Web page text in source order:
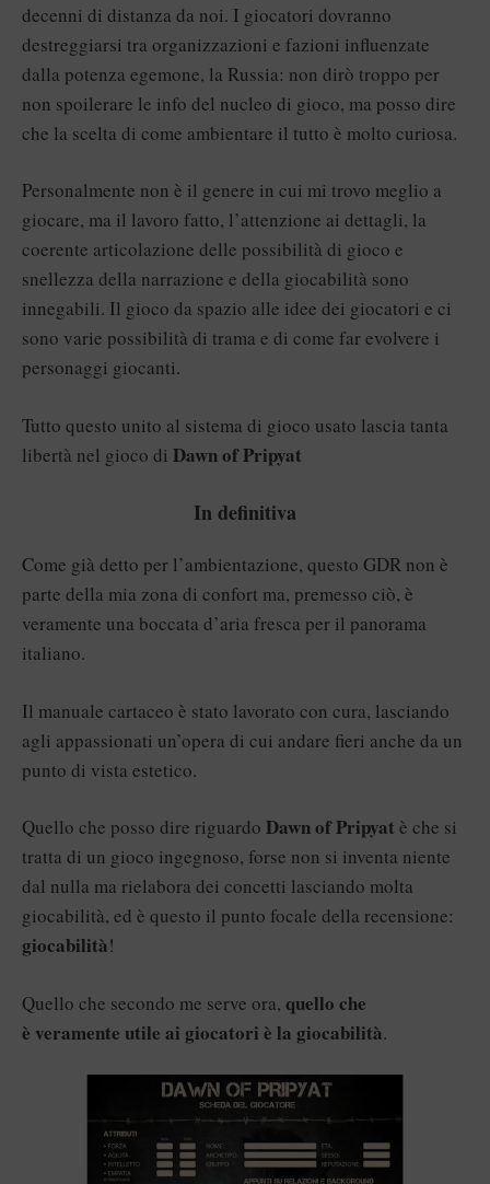
decenni di distanza da noi. I giocatori dovranno
destreggiarsi tra organizzazioni e fazioni influenzate
dalla potenza egemone, la Russia: non dirò troppo per
non spoilerare le info del nucleo di gioco, ma posso dire
che la scelta di come ambientare il tutto è molto curiosa.
Personalmente non è il genere in cui mi trovo meglio a
giocare, ma il lavoro fatto, l’attenzione ai dettagli, la
coerente articolazione delle possibilità di gioco e
snellezza della narrazione e della giocabilità sono
innegabili. Il gioco da spazio alle idee dei giocatori e ci
sono varie possibilità di trama e di come far evolvere i
personaggi giocanti.
Tutto questo unito al sistema di gioco usato lascia tanta
libertà nel gioco di Dawn of Pripyat
In definitiva
Come già detto per l’ambientazione, questo GDR non è
parte della mia zona di confort ma, premesso ciò, è
veramente una boccata d’aria fresca per il panorama
italiano.
Il manuale cartaceo è stato lavorato con cura, lasciando
agli appassionati un’opera di cui andare fieri anche da un
punto di vista estetico.
Quello che posso dire riguardo Dawn of Pripyat è che si
tratta di un gioco ingegnoso, forse non si inventa niente
dal nulla ma rielabora dei concetti lasciando molta
giocabilità, ed è questo il punto focale della recensione:
giocabilità!
Quello che secondo me serve ora, quello che
è veramente utile ai giocatori è la giocabilità.